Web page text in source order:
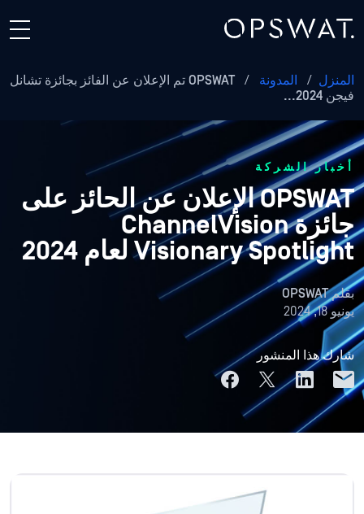
المنزل / المدونة /
OPSWAT تم الإعلان عن الفائز بجائزة تشانل
فيجن 2024...
أخبار الشركة
OPSWAT الإعلان عن الحائز على
جائزة ChannelVision
Visionary Spotlight لعام 2024
بقلمOPSWAT
يونيو 18, 2024
شارك هذا المنشور